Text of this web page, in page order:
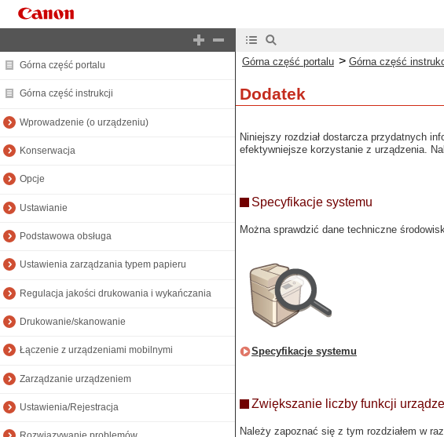
Górna część portalu
Górna część instrukcji
Wprowadzenie (o urządzeniu)
Konserwacja
Opcje
Ustawianie
Podstawowa obsługa
Ustawienia zarządzania typem papieru
Regulacja jakości drukowania i wykańczania
Drukowanie/skanowanie
Łączenie z urządzeniami mobilnymi
Zarządzanie urządzeniem
Ustawienia/Rejestracja
Górna część portalu > Górna część
Dodatek
Niniejszy rozdział dostarcza przydatnych
efektywniejsze korzystanie z urządzenia.
Specyfikacje systemu
Można sprawdzić dane techniczne
Specyfikacje systemu
Zwiększanie liczby funkcji
Należy zapoznać się z tym rozdziałem w